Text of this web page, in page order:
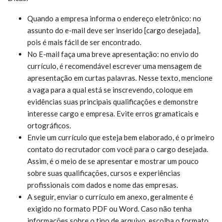
Quando a empresa informa o endereço eletrônico: no
assunto do e-mail deve ser inserido [cargo desejada],
pois é mais fácil de ser encontrado.
No E-mail faça uma breve apresentação: no envio do
currículo, é recomendável escrever uma mensagem de
apresentação em curtas palavras. Nesse texto, mencione
a vaga para a qual está se inscrevendo, coloque em
evidências suas principais qualificações e demonstre
interesse cargo e empresa. Evite erros gramaticais e
ortográficos.
Envie um currículo que esteja bem elaborado, é o primeiro
contato do recrutador com você para o cargo desejada.
Assim, é o meio de se apresentar e mostrar um pouco
sobre suas qualificações, cursos e experiências
profissionais com dados e nome das empresas.
A seguir, enviar o currículo em anexo, geralmente é
exigido no formato PDF ou Word. Caso não tenha